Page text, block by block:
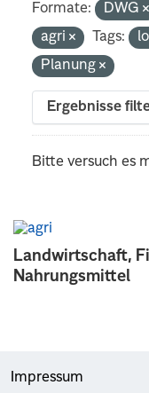
Landwirtschaft,
Nahrungsmittel
Formate: DWG
agri
Tags:
Planung
Ergebnisse
Bitte versuch es
Impressum